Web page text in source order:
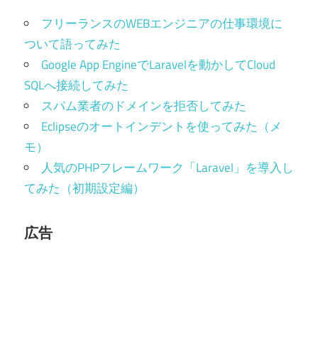
フリーランスのWEBエンジニアの仕事環境に
ついて語ってみた
Google App EngineでLaravelを動かしてCloud
SQLへ接続してみた
スパム業者のドメインを拒否してみた
Eclipseのオートインデントを使ってみた（メ
モ）
人気のPHPフレームワーク「Laravel」を導入し
てみた（初期設定編）
広告